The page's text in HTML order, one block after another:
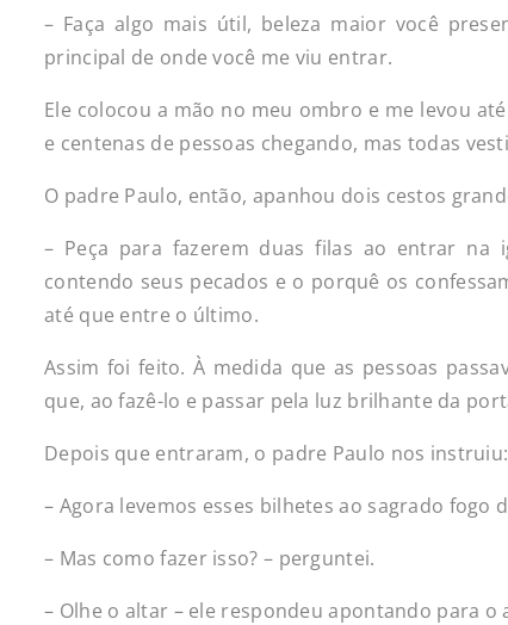
– Faça algo mais útil, beleza maior você
principal de onde você me viu entrar.
Ele colocou a mão no meu ombro e me levou
e centenas de pessoas chegando, mas todas
O padre Paulo, então, apanhou dois cestos
– Peça para fazerem duas filas ao entrar na
contendo seus pecados e o porquê os
até que entre o último.
Assim foi feito. À medida que as pessoas
que, ao fazê-lo e passar pela luz brilhante da
Depois que entraram, o padre Paulo nos instruiu:
– Agora levemos esses bilhetes ao sagrado fogo
– Mas como fazer isso? – perguntei.
– Olhe o altar – ele respondeu apontando para o